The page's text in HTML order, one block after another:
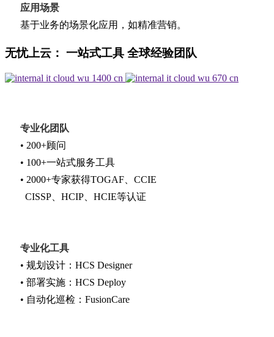
应用场景
基于业务的场景化应用，如精准营销。
无忧上云： 一站式工具 全球经验团队
专业化团队
• 200+顾问
• 100+一站式服务工具
• 2000+专家获得TOGAF、CCIE
CISSP、HCIP、HCIE等认证
专业化工具
• 规划设计：HCS Designer
• 部署实施：HCS Deploy
• 自动化巡检：FusionCare